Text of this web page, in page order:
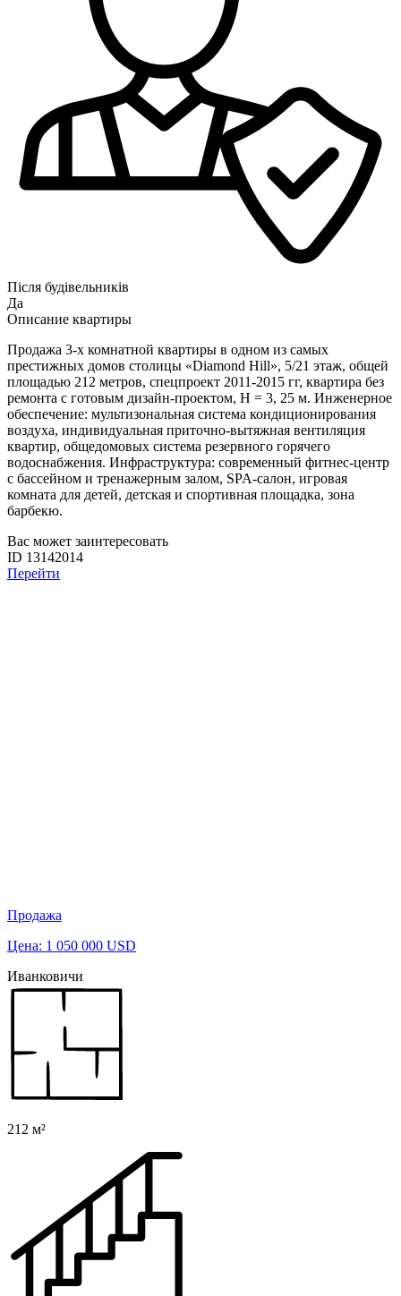
Після будівельників
Да
Описание квартиры
Продажа 3-х комнатной квартиры в одном из самых
престижных домов столицы «Diamond Hill», 5/21 этаж, общей
площадью 212 метров, спецпроект 2011-2015 гг, квартира без
ремонта с готовым дизайн-проектом, Н = 3, 25 м. Инженерное
обеспечение: мультизональная система кондиционирования
воздуха, индивидуальная приточно-вытяжная вентиляция
квартир, общедомовых система резервного горячего
водоснабжения. Инфраструктура: современный фитнес-центр
с бассейном и тренажерным залом, SPA-салон, игровая
комната для детей, детская и спортивная площадка, зона
барбекю.
Вас может заинтересовать
ID 13142014
Перейти
Продажа
Цена: 1 050 000 USD
Иванковичи
212 м²